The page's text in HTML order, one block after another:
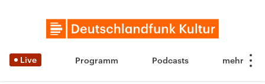
Live Programm Podcasts